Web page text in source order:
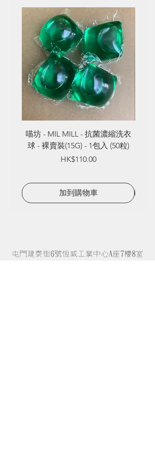
喵坊 - MIL MILL - 抗菌濃縮洗衣
球 - 裸賣裝(15G) - 1包入 (50粒)
Price
HK$110.00
加到購物車
屯門建泰街6號恆威工業中心A座7樓8室